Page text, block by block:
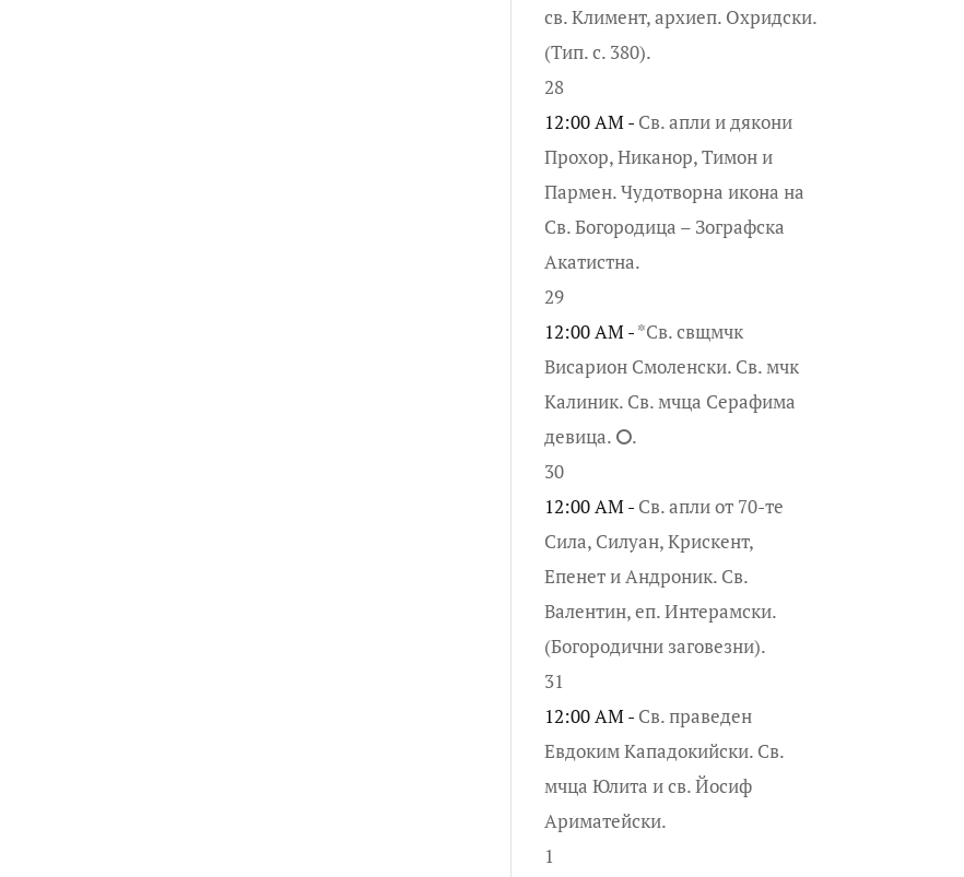
св. Климент, архиеп. Охридски.
(Тип. с. 380).
28
12:00 AM - Св. апли и дякони
Прохор, Никанор, Тимон и
Пармен. Чудотворна икона на
Св. Богородица – Зографска
Акатистна.
29
12:00 AM -*Св. свщмчк
Висарион Смоленски. Св. мчк
Калиник. Св. мчца Серафима
девица. ⭘.
30
12:00 AM - Св. апли от 70-те
Сила, Силуан, Крискент,
Епенет и Андроник. Св.
Валентин, еп. Интерамски.
(Богородични заговезни).
31
12:00 AM - Св. праведен
Евдоким Кападокийски. Св.
мчца Юлита и св. Йосиф
Ариматейски.
1